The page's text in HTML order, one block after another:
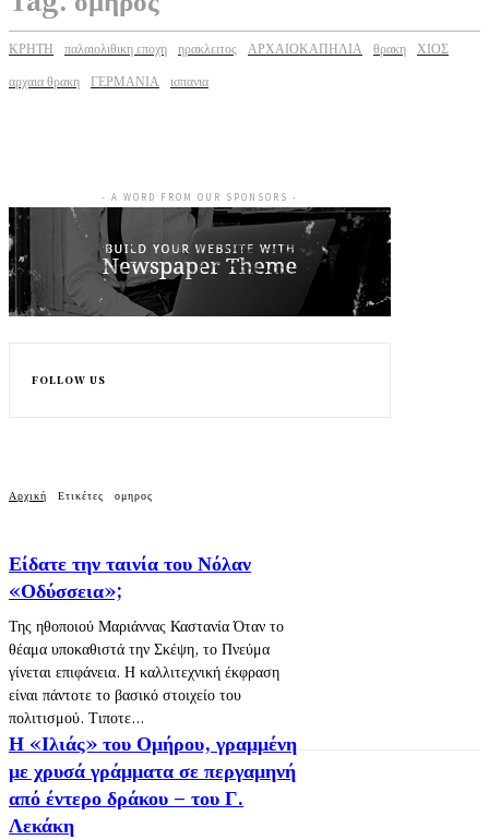
ΚΡΗΤΗ παλαιολιθικη εποχη ηρακλειτος ΑΡΧΑΙΟΚΑΠΗΛΙΑ θρακη
ΧΙΟΣ
αρχαια θρακη ΓΕΡΜΑΝΙΑ ισπανια
Είδατε την ταινία του Νόλαν
«Οδύσσεια»;
Της ηθοποιού Μαριάννας Καστανία Όταν το
θέαμα υποκαθιστά την Σκέψη, το Πνεύμα
γίνεται επιφάνεια. Η καλλιτεχνική έκφραση
είναι πάντοτε το βασικό στοιχείο του
πολιτισμού. Τιποτε...
Η «Ιλιάς» του Ομήρου, γραμμένη
με χρυσά γράμματα σε περγαμηνή
από έντερο δράκου – του Γ.
Λεκάκη
- A WORD FROM OUR SPONSORS -
FOLLOW US
Αρχική Ετικέτες ομηρος